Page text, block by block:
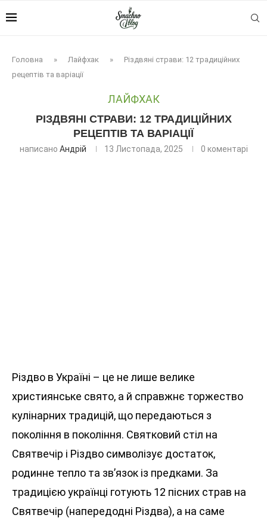
Головна » Лайфхак »
Різдвяні страви: 12 традиційних
рецептів та варіації
ЛАЙФХАК
РІЗДВЯНІ СТРАВИ: 12 ТРАДИЦІЙНИХ
РЕЦЕПТІВ ТА ВАРІАЦІЇ
написано Андрій 13 Листопада, 2025 0 коментарі
Різдво в Україні – це не лише велике
християнське свято, а й справжнє торжество
кулінарних традицій, що передаються з
покоління в покоління. Святковий стіл на
Святвечір і Різдво символізує достаток,
родинне тепло та зв’язок із предками. За
традицією українці готують 12 пісних страв на
Святвечір (напередодні Різдва), а на саме